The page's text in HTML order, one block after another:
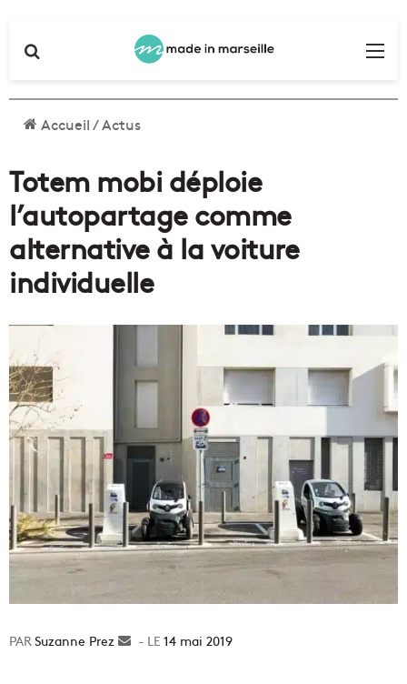
Accueil/Actus
Totem mobi déploie
l’autopartage comme
alternative à la voiture
individuelle
Suzanne Prez
Envoyer14 mai 2019